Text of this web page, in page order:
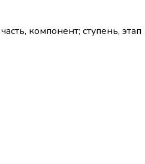
компонент; ступень, этап